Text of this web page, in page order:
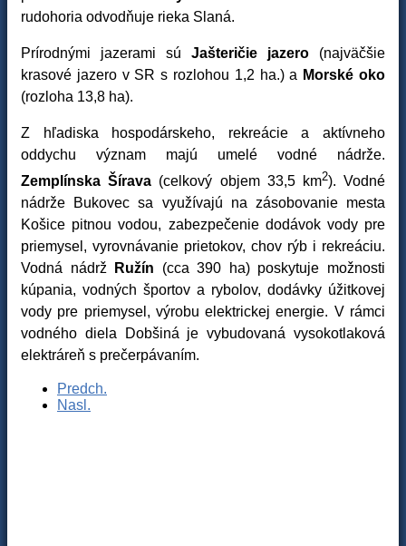
rudohoria odvodňuje rieka Slaná.
Prírodnými jazerami sú Jašteričie jazero (najväčšie
krasové jazero v SR s rozlohou 1,2 ha.) a Morské oko
(rozloha 13,8 ha).
Z hľadiska hospodárskeho, rekreácie a aktívneho
oddychu význam majú umelé vodné nádrže.
Zemplínska Šírava (celkový objem 33,5 km2). Vodné
nádrže Bukovec sa využívajú na zásobovanie mesta
Košice pitnou vodou, zabezpečenie dodávok vody pre
priemysel, vyrovnávanie prietokov, chov rýb i rekreáciu.
Vodná nádrž Ružín (cca 390 ha) poskytuje možnosti
kúpania, vodných športov a rybolov, dodávky úžitkovej
vody pre priemysel, výrobu elektrickej energie. V rámci
vodného diela Dobšiná je vybudovaná vysokotlaková
elektráreň s prečerpávaním.
Predch.
Nasl.